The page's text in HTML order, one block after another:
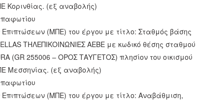
Κορινθίας. (εξ αναβολής)
(ΜΠΕ) του έργου με τίτλο: Σταθμός βάσης
ΤΗΛΕΠΙΚΟΙΝΩΝΙΕΣ ΑΕΒΕ με κωδικό θέσης σταθμού
(GR 255006 – ΟΡΟΣ ΤΑΥΓΕΤΟΣ) πλησίον του οικισμού
Μεσσηνίας. (εξ αναβολής)
(ΜΠΕ) του έργου με τίτλο: Αναβάθμιση,